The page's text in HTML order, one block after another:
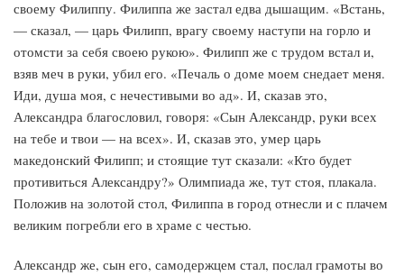
своему Филиппу. Филиппа же застал едва дышащим. «Встань,
— сказал, — царь Филипп, врагу своему наступи на горло и
отомсти за себя своею рукою». Филипп же с трудом встал и,
взяв меч в руки, убил его. «Печаль о доме моем снедает меня.
Иди, душа моя, с нечестивыми во ад». И, сказав это,
Александра благословил, говоря: «Сын Александр, руки всех
на тебе и твои — на всех». И, сказав это, умер царь
македонский Филипп; и стоящие тут сказали: «Кто будет
противиться Александру?» Олимпиада же, тут стоя, плакала.
Положив на золотой стол, Филиппа в город отнесли и с плачем
великим погребли его в храме с честью.
Александр же, сын его, самодержцем стал, послал грамоты во